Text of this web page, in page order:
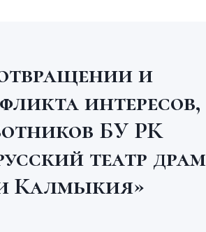
и
интересов,
БУ РК
театр
Калмыкия»